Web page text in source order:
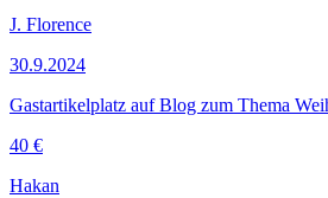
J. Florence
30.9.2024
Gastartikelplatz auf Blog zum Thema
40 €
Hakan